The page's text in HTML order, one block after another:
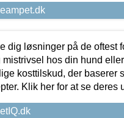
dig løsninger på de oftest
hos din hund
kosttilskud, der baserer
Klik her for at se deres